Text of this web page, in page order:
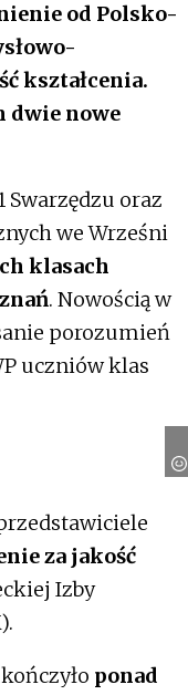
od Polsko-
kształcenia.
dwie nowe
Swarzędzu oraz
we Wrześni
klasach
. Nowością w
porozumień
uczniów klas
za jakość
Izby
ponad